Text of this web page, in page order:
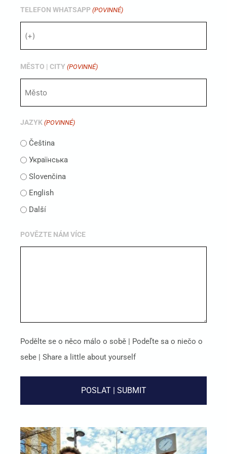
TELEFON WHATSAPP (POVINNÉ)
MĚSTO | CITY (POVINNÉ)
JAZYK (POVINNÉ)
Čeština
Українська
Slovenčina
English
Další
POVĚZTE NÁM VÍCE
Podělte se o něco málo o sobě | Podeľte sa o niečo o
sebe | Share a little about yourself